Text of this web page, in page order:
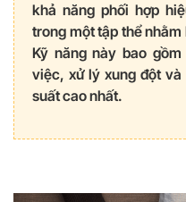
khả năng phối hợp
trong một tập thể
Kỹ năng này bao
việc, xử lý xung đột
suất cao nhất.